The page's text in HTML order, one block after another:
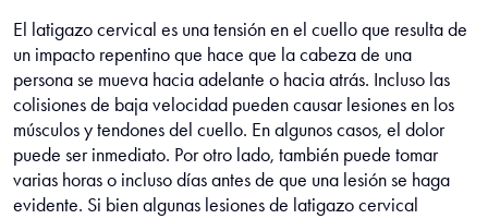
El latigazo cervical es una tensión en el cuello que resulta de
un impacto repentino que hace que la cabeza de una
persona se mueva hacia adelante o hacia atrás. Incluso las
colisiones de baja velocidad pueden causar lesiones en los
músculos y tendones del cuello. En algunos casos, el dolor
puede ser inmediato. Por otro lado, también puede tomar
varias horas o incluso días antes de que una lesión se haga
evidente. Si bien algunas lesiones de latigazo cervical